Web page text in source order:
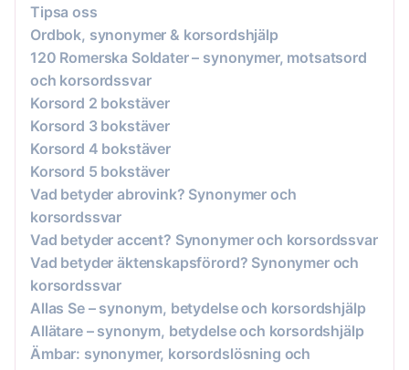
Tipsa oss
Ordbok, synonymer & korsordshjälp
120 Romerska Soldater – synonymer, motsatsord
och korsordssvar
Korsord 2 bokstäver
Korsord 3 bokstäver
Korsord 4 bokstäver
Korsord 5 bokstäver
Vad betyder abrovink? Synonymer och
korsordssvar
Vad betyder accent? Synonymer och korsordssvar
Vad betyder äktenskapsförord? Synonymer och
korsordssvar
Allas Se – synonym, betydelse och korsordshjälp
Allätare – synonym, betydelse och korsordshjälp
Ämbar: synonymer, korsordslösning och